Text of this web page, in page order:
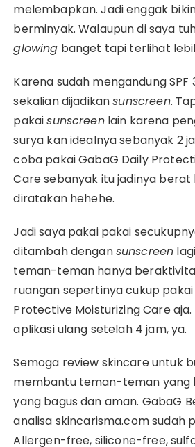
melembapkan. Jadi enggak
berminyak. Walaupun di saya
glowing banget tapi terlihat
Karena sudah mengandung SPF
sekalian dijadikansunscreen.
pakaisunscreenlain karena
surya kan idealnya sebanyak 2
coba pakai GabaG Daily
Care sebanyak itu jadinya
diratakan hehehe.
Jadi saya pakai pakai
ditambah dengansunscreen
teman-teman hanya
ruangan sepertinya cukup pakai
Protective Moisturizing Care
aplikasi ulang setelah 4 jam, ya.
Semoga review skincare untuk
membantu teman-teman yang
yang bagus dan aman. GabaG
analisa skincarisma.com sudah
Allergen-free, silicone-free,